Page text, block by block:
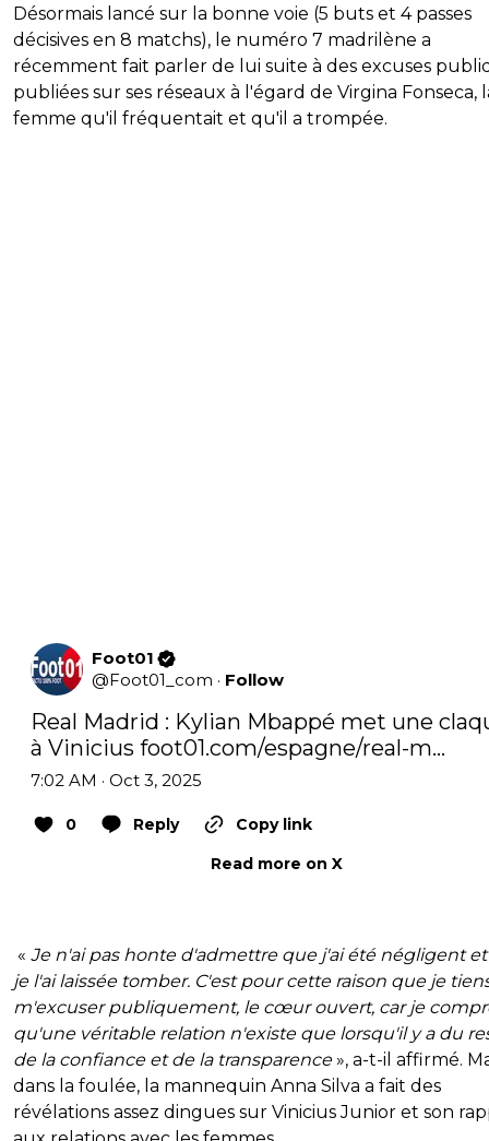
Désormais lancé sur la bonne voie (5 buts et 4 passes
décisives en 8 matchs), le numéro 7 madrilène a
récemment fait parler de lui suite à des excuses
publiées sur ses réseaux à l'égard de Virgina Fonseca,
femme qu'il fréquentait et qu'il a trompée.
Foot01
@Foot01_com · Follow
Real Madrid : Kylian Mbappé met une
à Vinicius foot01.com/espagne/real-m…
7:02 AM · Oct 3, 2025
0 Reply
Copy link
Read more on X
« Je n'ai pas honte d'admettre que j'ai été négligent
je l'ai laissée tomber. C'est pour cette raison que je
m'excuser publiquement, le cœur ouvert, car je
qu'une véritable relation n'existe que lorsqu'il y a du
de la confiance et de la transparence», a-t-il affirmé.
dans la foulée, la mannequin Anna Silva a fait des
révélations assez dingues sur Vinicius Junior et son